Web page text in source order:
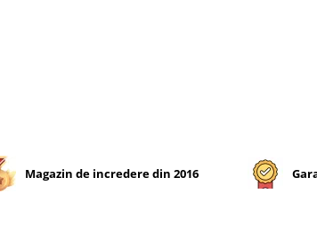
Magazin de incredere din 2016